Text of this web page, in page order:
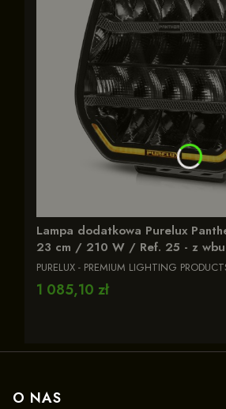
Lampa dodatkowa Purelux
23 cm / 210 W / Ref. 25 - z
ostrzegawczą R65
PURELUX - PREMIUM LIGHTING
Cena
1 085,10 zł
Linki w stopce
O NAS